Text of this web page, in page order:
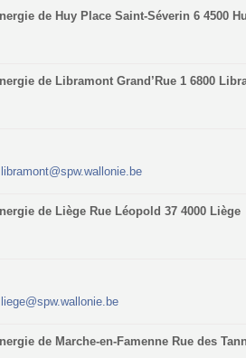
de Huy Place Saint-Séverin 6 4500
de Libramont Grand’Rue 1 6800
de Liège Rue Léopold 37 4000 Liège
de Marche-en-Famenne Rue des